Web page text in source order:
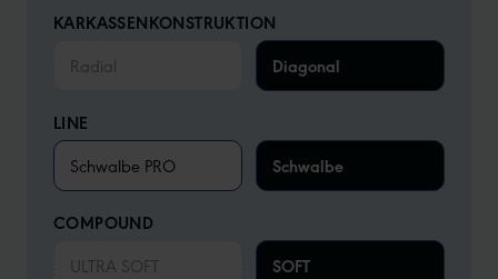
KARKASSENKONSTRUKTION
Radial Diagonal
LINE
Schwalbe PRO Schwalbe
COMPOUND
ULTRA SOFT SOFT